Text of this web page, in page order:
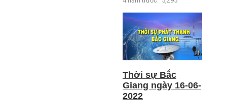
Thời sự Bắc
Giang ngày 16-06-
2022